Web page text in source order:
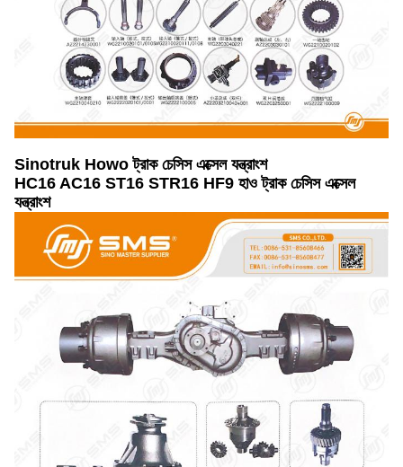
Sinotruk Howo ট্রাক চেসিস এক্সেল যন্ত্রাংশ
HC16 AC16 ST16 STR16 HF9 হাও ট্রাক চেসিস এক্সেল
যন্ত্রাংশ